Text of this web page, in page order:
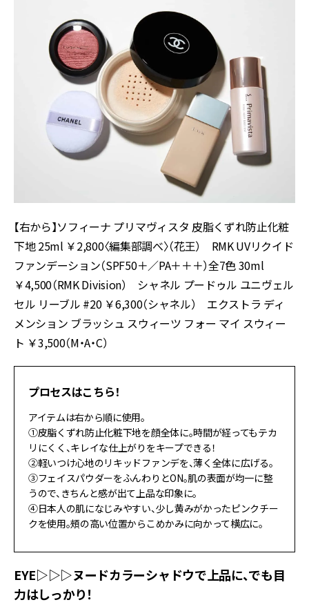
【右から】ソフィーナ プリマヴィスタ 皮脂くずれ防止化粧
下地 25ml ￥2,800〈編集部調べ〉（花王） RMK UVリクイド
ファンデーション（SPF50＋／PA＋＋＋）全7色 30ml
￥4,500（RMK Division） シャネル プードゥル ユニヴェル
セル リーブル #20 ￥6,300（シャネル） エクストラ ディ
メンション ブラッシュ スウィーツ フォー マイ スウィー
ト ￥3,500（M・A・C）
プロセスはこちら！
アイテムは右から順に使用。
①皮脂くずれ防止化粧下地を顔全体に。時間が経ってもテカ
リにくく、キレイな仕上がりをキープできる！
②軽いつけ心地のリキッドファンデを、薄く全体に広げる。
③フェイスパウダーをふんわりとON。肌の表面が均一に整
うので、きちんと感が出て上品な印象に。
④日本人の肌になじみやすい、少し黄みがかったピンクチー
クを使用。頰の高い位置からこめかみに向かって横広に。
EYE▷▷▷ヌードカラーシャドウで上品に、でも目
力はしっかり！